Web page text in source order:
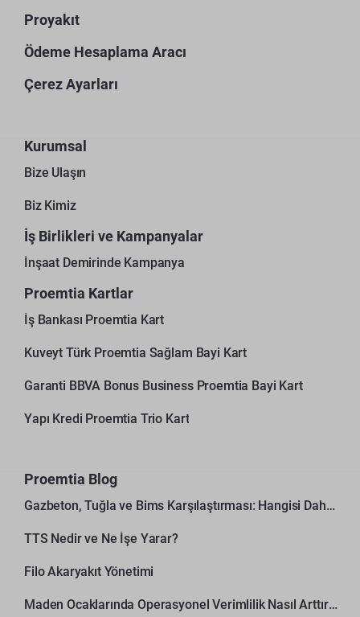
Proyakıt
Ödeme Hesaplama Aracı
Çerez Ayarları
Kurumsal
Bize Ulaşın
Biz Kimiz
İş Birlikleri ve Kampanyalar
İnşaat Demirinde Kampanya
Proemtia Kartlar
İş Bankası Proemtia Kart
Kuveyt Türk Proemtia Sağlam Bayi Kart
Garanti BBVA Bonus Business Proemtia Bayi Kart
Yapı Kredi Proemtia Trio Kart
Proemtia Blog
Gazbeton, Tuğla ve Bims Karşılaştırması: Hangisi Daha Avantajlı?
TTS Nedir ve Ne İşe Yarar?
Filo Akaryakıt Yönetimi
Maden Ocaklarında Operasyonel Verimlilik Nasıl Arttırılır?